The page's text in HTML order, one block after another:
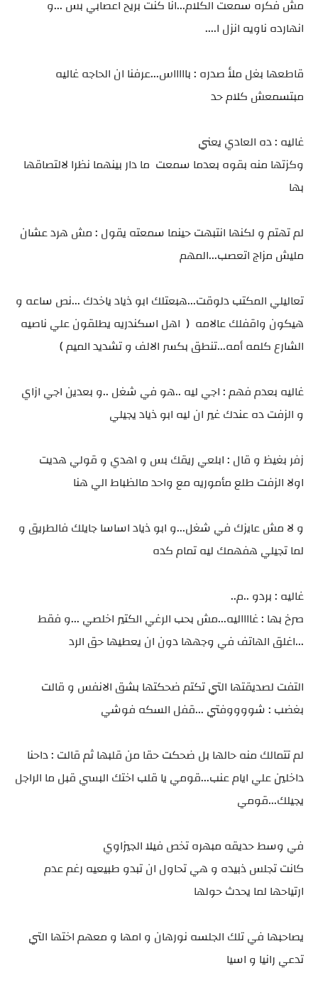
مش فكره سمعت الكلام...انا كنت بريح اعصابي بس ...و
انهارده ناويه انزل ا....
قاطعها بغل ملأ صدره : باااااس...عرفنا ان الحاجه غاليه
مبتسمعش كلام حد
غاليه : ده العادي يعني
وكزتها منه بقوه بعدما سمعت ما دار بينهما نظرا لالتصاقها
بها
لم تهتم و لكنها انتبهت حينما سمعته يقول : مش هرد عشان
مليش مزاج اتعصب...المهم
تعاليلي المكتب دلوقت...هبعتلك ابو ذياد ياخدك ...نص ساعه و
هيكون واقفلك عالامه ( اهل اسكندريه يطلقون علي ناصيه
الشارع كلمه أمه...تنطق بكسر الالف و تشديد الميم )
غاليه بعدم فهم : اجي ليه ..هو في شغل ..و بعدين اجي ازاي
و الزفت ده عندك غير ان ليه ابو ذياد يجيلي
زفر بغيظ و قال : ابلعي ريقك بس و اهدي و قولي هديت
اولا الزفت طلع مأموريه مع واحد مالظباط الي هنا
و لا مش عايزك في شغل...و ابو ذياد اساسا جايلك فالطريق و
لما تجيلي هفهمك ليه تمام كده
غاليه : بردو ..م..
صرخ بها : غااااليه...مش بحب الرغي الكتير اخلصي ...و فقط
...اغلق الهاتف في وجهها دون ان يعطيها حق الرد
التفت لصديقتها التي تكتم ضحكتها بشق الانفس و قالت
بغضب : شووووفتي ...قفل السكه فوشي
لم تتمالك منه حالها بل ضحكت حقا من قلبها ثم قالت : داحنا
داخلين علي ايام عنب...قومي يا قلب اختك البسي قبل ما الراجل
يجيلك...قومي
في وسط حديقه مبهره تخص فيلا الجيزاوي
كانت تجلس ذبيده و هي تحاول ان تبدو طبيعيه رغم عدم
ارتياحها لما يحدث حولها
يصاحبها في تلك الجلسه نورهان و امها و معهم اختها التي
تدعي رانيا و اسيا